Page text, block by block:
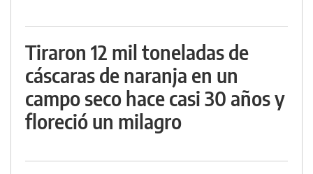
Tiraron 12 mil toneladas de
cáscaras de naranja en un
campo seco hace casi 30 años y
floreció un milagro